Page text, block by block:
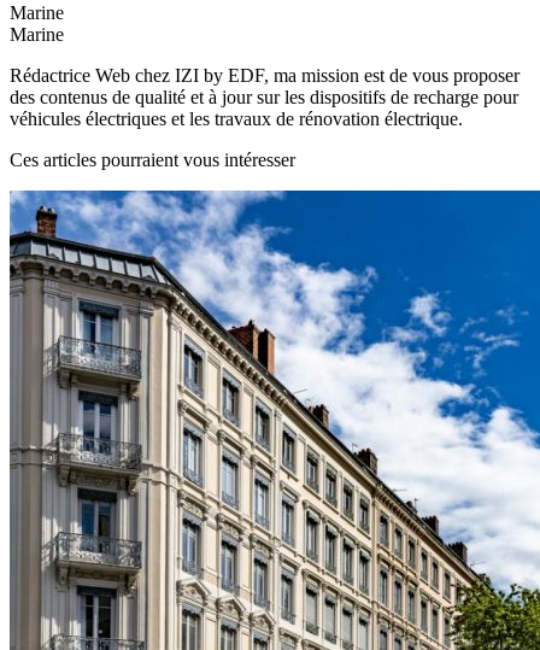
Marine
Marine
Rédactrice Web chez IZI by EDF, ma mission est de vous proposer
des contenus de qualité et à jour sur les dispositifs de recharge pour
véhicules électriques et les travaux de rénovation électrique.
Ces articles pourraient vous intéresser